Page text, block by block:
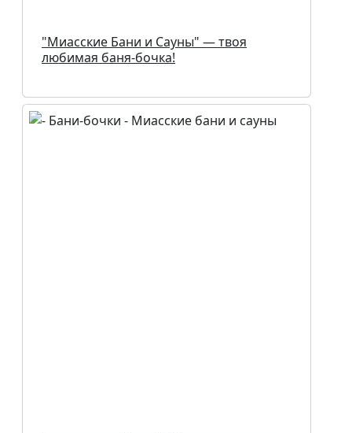
"Миасские Бани и Сауны" — твоя
любимая баня-бочка!